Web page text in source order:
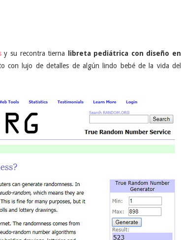
y su recontra tierna
libreta pediátrica con diseño en
con lujo de detalles de algún lindo bebé de la vida del